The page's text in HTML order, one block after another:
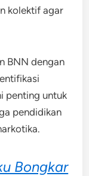
kolektif agar
BNN dengan
penting untuk
pendidikan
Bongkar